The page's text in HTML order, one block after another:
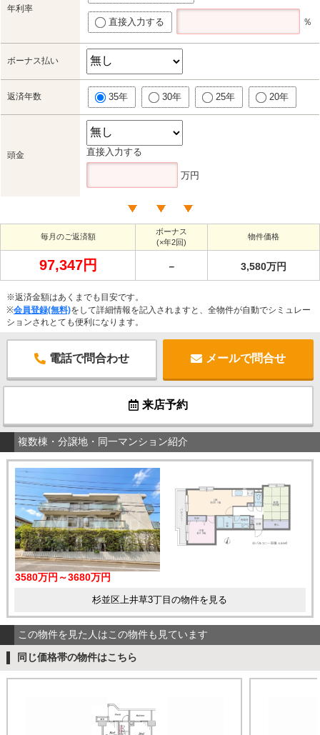
年利率
直接入力する ％
ボーナス払い
返済年数 35年 30年 25年 20年
頭金 直接入力する
万円
毎月のご返済額
ボーナス
(×年2回)
物件価格
97,347円 － 3,580万円
※返済金額はあくまでも目安です。
※会員登録(無料)をして詳細情報を記入されますと、全物件が自動でシミュレー
ションされとても便利になります。
電話で問合わせ メールで問合せ
来店予約
複数棟・分譲地・同一マンション紹介
3580万円～3680万円
杉並区上井草3丁目の物件を見る
この物件を見た人はこの物件も見ています
同じ価格帯の物件はこちら